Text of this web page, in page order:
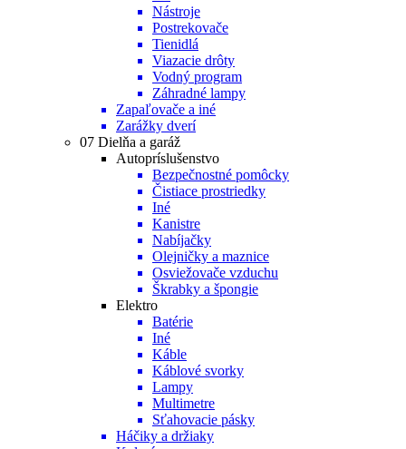
Nástroje
Postrekovače
Tienidlá
Viazacie drôty
Vodný program
Záhradné lampy
Zapaľovače a iné
Zarážky dverí
07 Dielňa a garáž
Autopríslušenstvo
Bezpečnostné pomôcky
Čistiace prostriedky
Iné
Kanistre
Nabíjačky
Olejničky a maznice
Osviežovače vzduchu
Škrabky a špongie
Elektro
Batérie
Iné
Káble
Káblové svorky
Lampy
Multimetre
Sťahovacie pásky
Háčiky a držiaky